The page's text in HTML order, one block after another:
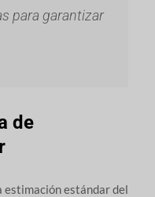
para garantizar
de
estimación estándar del